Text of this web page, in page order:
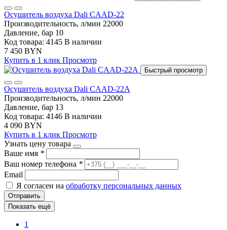
Осушитель воздуха Dali CAAD-22
Производительность, л/мин 22000
Давление, бар 10
Код товара: 4145 В наличии
7 450 BYN
Купить в 1 клик Просмотр
Быстрый просмотр
Осушитель воздуха Dali CAAD-22A
Производительность, л/мин 22000
Давление, бар 13
Код товара: 4146 В наличии
4 090 BYN
Купить в 1 клик Просмотр
Узнать цену товара
Ваше имя *
Ваш номер телефона *
Email
Я согласен на обработку персональных данных
Отправить
Показать ещё
1